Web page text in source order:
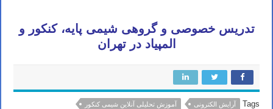
تدریس خصوصی و گروهی شیمی پایه، کنکور و
المپیاد در تهران
Tags آرایش الکترونی
آموزش تحلیلی آنلاین شیمی کنکور